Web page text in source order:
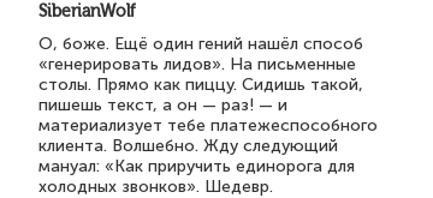
SiberianWolf
О, боже. Ещё один гений нашёл способ
«генерировать лидов». На письменные
столы. Прямо как пиццу. Сидишь такой,
пишешь текст, а он — раз! — и
материализует тебе платежеспособного
клиента. Волшебно. Жду следующий
мануал: «Как приручить единорога для
холодных звонков». Шедевр.